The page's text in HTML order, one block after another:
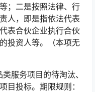
；二是按照法律、行
人，即是指依法代表
表合伙企业执行合伙
投资人等。（本项无
服务项目的待淘汰、
目投标。期限规则：